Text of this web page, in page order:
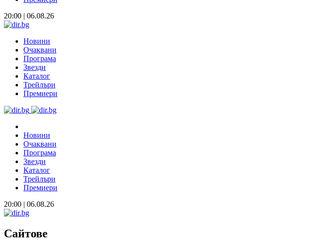
20:00 | 06.08.26
Новини
Очаквани
Програма
Звезди
Каталог
Трейлъри
Премиери
Новини
Очаквани
Програма
Звезди
Каталог
Трейлъри
Премиери
20:00 | 06.08.26
Сайтове